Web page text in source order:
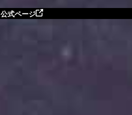
公式ページ